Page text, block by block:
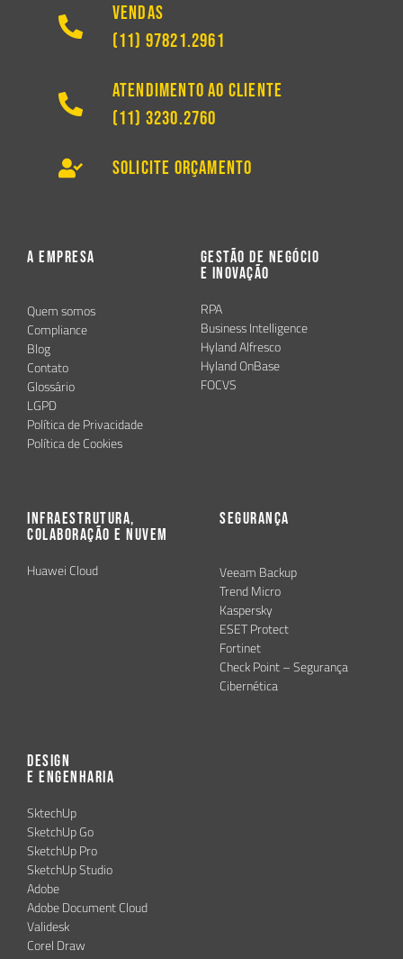
Vendas
(11) 97821.2961
Atendimento ao Cliente
(11) 3230.2760
Solicite Orçamento
A Empresa
Quem somos
Compliance
Blog
Contato
Glossário
LGPD
Política de Privacidade
Política de Cookies
Gestão de Negócio
e Inovação
RPA
Business Intelligence
Hyland Alfresco
Hyland OnBase
FOCVS
Infraestrutura,
Colaboração e Nuvem
Huawei Cloud
Segurança
Veeam Backup
Trend Micro
Kaspersky
ESET Protect
Fortinet
Check Point – Segurança
Cibernética
Design
e Engenharia
SktechUp
SketchUp Go
SketchUp Pro
SketchUp Studio
Adobe
Adobe Document Cloud
Validesk
Corel Draw